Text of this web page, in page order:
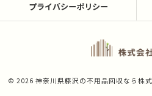
プライバシーポリシー
© 2026 神奈川県藤沢の不用品回収なら株式